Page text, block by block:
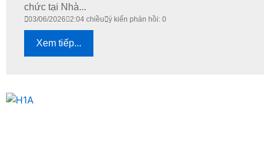
chức tại Nhà...
03/06/2026 2:04 chiều ý kiến phản hồi: 0
Xem tiếp...